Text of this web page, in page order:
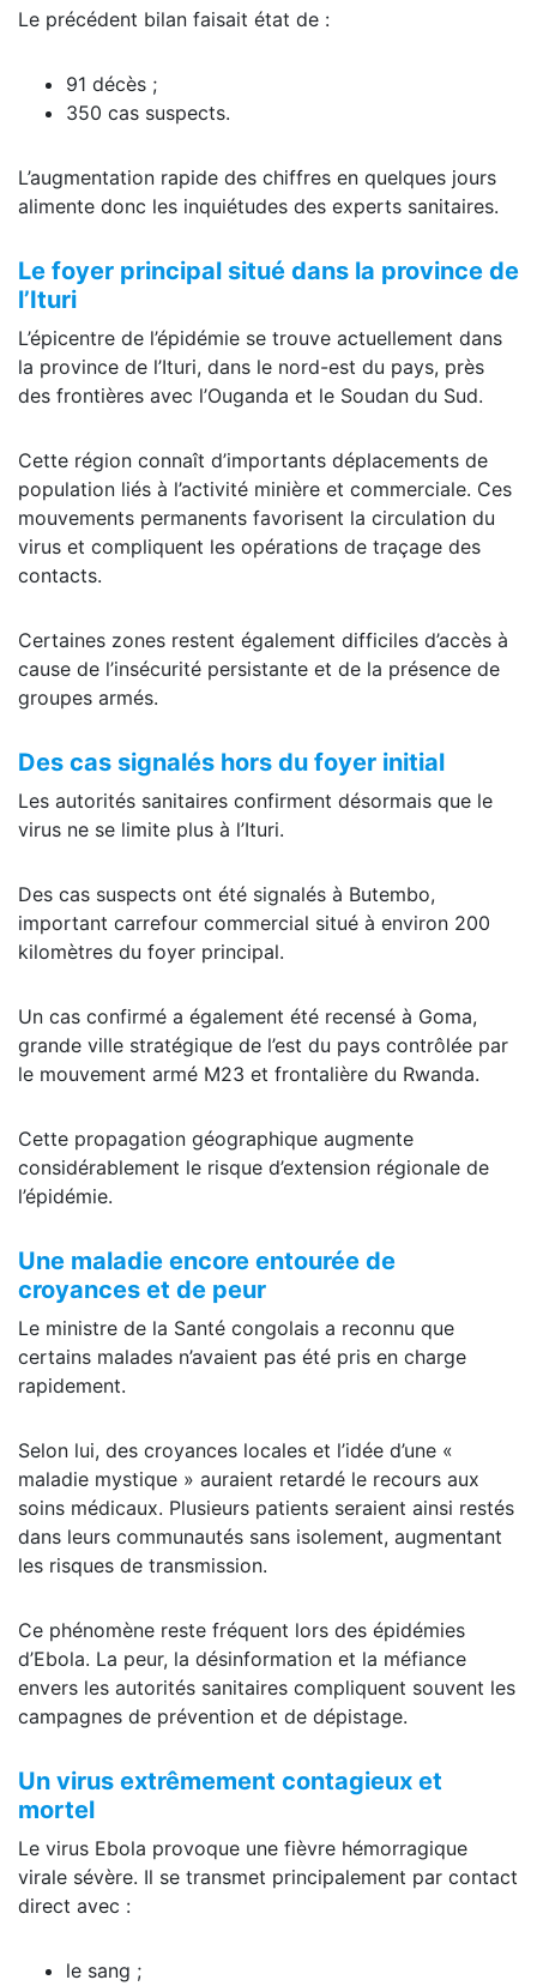
Le précédent bilan faisait état de :
91 décès ;
350 cas suspects.
L’augmentation rapide des chiffres en quelques jours
alimente donc les inquiétudes des experts sanitaires.
Le foyer principal situé dans la province de
l’Ituri
L’épicentre de l’épidémie se trouve actuellement dans
la province de l’Ituri, dans le nord-est du pays, près
des frontières avec l’Ouganda et le Soudan du Sud.
Cette région connaît d’importants déplacements de
population liés à l’activité minière et commerciale. Ces
mouvements permanents favorisent la circulation du
virus et compliquent les opérations de traçage des
contacts.
Certaines zones restent également difficiles d’accès à
cause de l’insécurité persistante et de la présence de
groupes armés.
Des cas signalés hors du foyer initial
Les autorités sanitaires confirment désormais que le
virus ne se limite plus à l’Ituri.
Des cas suspects ont été signalés à Butembo,
important carrefour commercial situé à environ 200
kilomètres du foyer principal.
Un cas confirmé a également été recensé à Goma,
grande ville stratégique de l’est du pays contrôlée par
le mouvement armé M23 et frontalière du Rwanda.
Cette propagation géographique augmente
considérablement le risque d’extension régionale de
l’épidémie.
Une maladie encore entourée de
croyances et de peur
Le ministre de la Santé congolais a reconnu que
certains malades n’avaient pas été pris en charge
rapidement.
Selon lui, des croyances locales et l’idée d’une «
maladie mystique » auraient retardé le recours aux
soins médicaux. Plusieurs patients seraient ainsi restés
dans leurs communautés sans isolement, augmentant
les risques de transmission.
Ce phénomène reste fréquent lors des épidémies
d’Ebola. La peur, la désinformation et la méfiance
envers les autorités sanitaires compliquent souvent les
campagnes de prévention et de dépistage.
Un virus extrêmement contagieux et
mortel
Le virus Ebola provoque une fièvre hémorragique
virale sévère. Il se transmet principalement par contact
direct avec :
le sang ;